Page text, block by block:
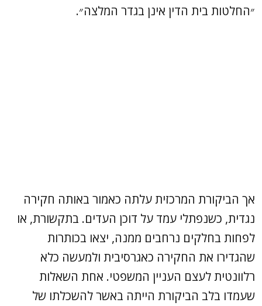
״החלטות בית הדין אינן בגדר המלצה״.
אך הביקורת המרכזית עלתה כאמור באותה חקירה
נגדית, כשנפתלי עמד על דוכן העדים. בתקשורת, או
לפחות בחלקים נרחבים ממנה, יצאו בכותרות
שהגדירו את החקירה כאגרסיבית ולמעשה כלא
רלוונטית לעצם העניין המשפטי. אחת השאלות
שעמדו בלב הביקורת הייתה באשר להשכלתו של